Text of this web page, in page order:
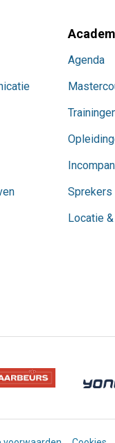
Agenda
Sprekers
Locatie